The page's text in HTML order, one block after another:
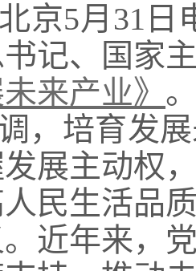
京5月31日
记、国家
来产业》
，培育发
展主动权
民生活品
近年来，